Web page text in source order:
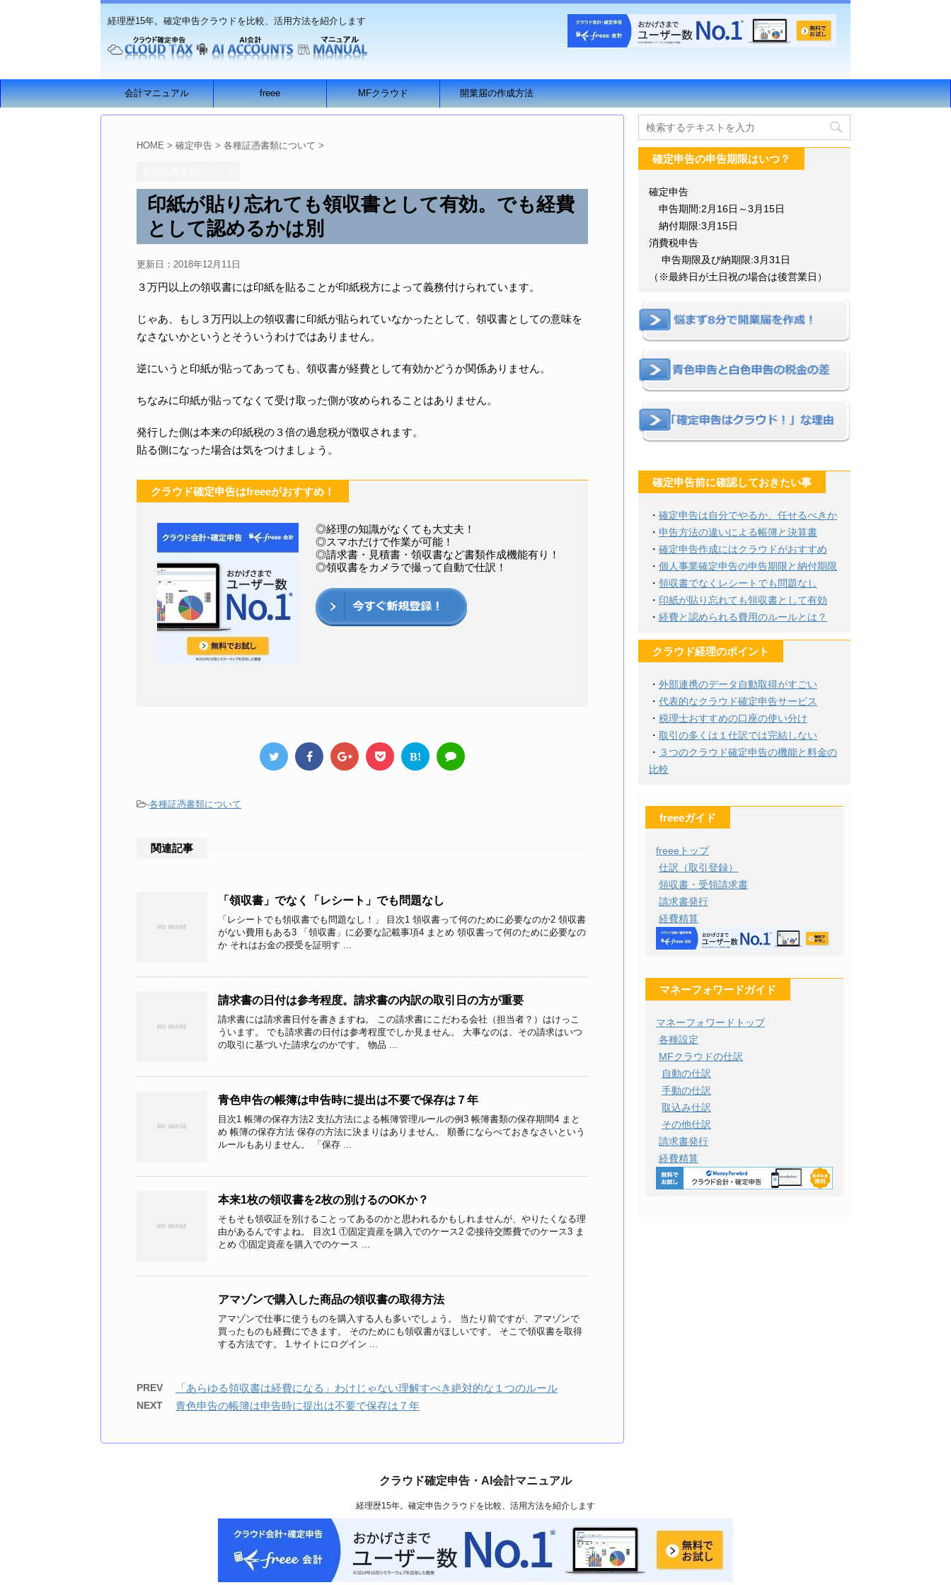
経理歴15年。確定申告クラウドを比較、活用方法を紹介します
会計マニュアル freee MFクラウド 開業届の作成方法
HOME > 確定申告 > 各種証憑書類について >
印紙が貼り忘れても領収書として有効。でも経費
として認めるかは別
更新日： 2018年12月11日
３万円以上の領収書には印紙を貼ることが印紙税方によって義務付けられています。
じゃあ、もし３万円以上の領収書に印紙が貼られていなかったとして、領収書としての意味を
なさないかというとそういうわけではありません。
逆にいうと印紙が貼ってあっても、領収書が経費として有効かどうか関係ありません。
ちなみに印紙が貼ってなくて受け取った側が攻められることはありません。
発行した側は本来の印紙税の３倍の過怠税が徴収されます。
貼る側になった場合は気をつけましょう。
クラウド確定申告はfreeeがおすすめ！
◎経理の知識がなくても大丈夫！
◎スマホだけで作業が可能！
◎請求書・見積書・領収書など書類作成機能有り！
◎領収書をカメラで撮って自動で仕訳！
B!
-各種証憑書類について
関連記事
「領収書」でなく「レシート」でも問題なし
「レシートでも領収書でも問題なし！」 目次1 領収書って何のために必要なのか2 領収書
がない費用もある3 「領収書」に必要な記載事項4 まとめ 領収書って何のために必要なの
か それはお金の授受を証明す ...
請求書の日付は参考程度。請求書の内訳の取引日の方が重要
請求書には請求書日付を書きますね。 この請求書にこだわる会社（担当者？）はけっこ
ういます。 でも請求書の日付は参考程度でしか見ません。 大事なのは、その請求はいつ
の取引に基づいた請求なのかです。 物品 ...
青色申告の帳簿は申告時に提出は不要で保存は７年
目次1 帳簿の保存方法2 支払方法による帳簿管理ルールの例3 帳簿書類の保存期間4 まと
め 帳簿の保存方法 保存の方法に決まりはありません。 順番にならべておきなさいという
ルールもありません。 「保存 ...
本来1枚の領収書を2枚の別けるのOKか？
そもそも領収証を別けることってあるのかと思われるかもしれませんが、やりたくなる理
由があるんですよね。 目次1 ①固定資産を購入でのケース2 ②接待交際費でのケース3 ま
とめ ①固定資産を購入でのケース ...
アマゾンで購入した商品の領収書の取得方法
アマゾンで仕事に使うものを購入する人も多いでしょう。 当たり前ですが、アマゾンで
買ったものも経費にできます。 そのためにも領収書がほしいです。 そこで領収書を取得
する方法です。 1.サイトにログイン ...
PREV 「あらゆる領収書は経費になる」わけじゃない理解すべき絶対的な１つのルール
NEXT 青色申告の帳簿は申告時に提出は不要で保存は７年
確定申告の申告期限はいつ？
確定申告
申告期間:2月16日～3月15日
納付期限:3月15日
消費税申告
申告期限及び納期限:3月31日
（※最終日が土日祝の場合は後営業日）
確定申告前に確認しておきたい事
・ 確定申告は自分でやるか、任せるべきか
・ 申告方法の違いによる帳簿と決算書
・ 確定申告作成にはクラウドがおすすめ
・ 個人事業確定申告の申告期限と納付期限
・ 領収書でなくレシートでも問題なし
・ 印紙が貼り忘れても領収書として有効
・ 経費と認められる費用のルールとは？
クラウド経理のポイント
・ 外部連携のデータ自動取得がすごい
・ 代表的なクラウド確定申告サービス
・ 税理士おすすめの口座の使い分け
・ 取引の多くは１仕訳では完結しない
・ ３つのクラウド確定申告の機能と料金の
比較
freeeガイド
freeeトップ
仕訳（取引登録）
領収書・受領請求書
請求書発行
経費精算
マネーフォワードガイド
マネーフォワードトップ
各種設定
MFクラウドの仕訳
自動の仕訳
手動の仕訳
取込み仕訳
その他仕訳
請求書発行
経費精算
クラウド確定申告・AI会計マニュアル
経理歴15年。確定申告クラウドを比較、活用方法を紹介します